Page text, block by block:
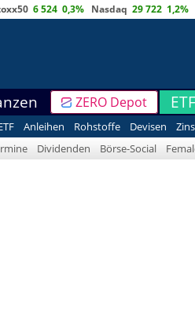
6 524 0,3% Nasdaq 29 722 1,2%
ZERO Depot
Anleihen Rohstoffe Devisen
Dividenden Börse-Social